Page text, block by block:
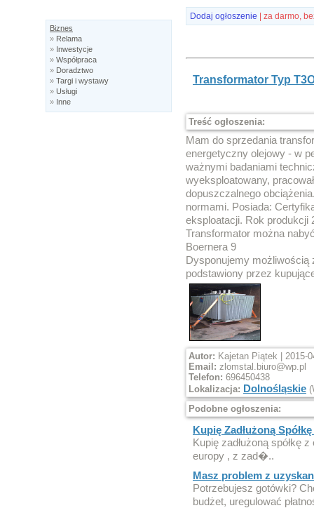
Biznes
» Relama
» Inwestycje
» Współpraca
» Doradztwo
» Targi i wystawy
» Usługi
» Inne
Dodaj ogłoszenie | za darmo,
Transformator Typ
Treść ogłoszenia:
Mam do sprzedania
energetyczny olejowy - w
ważnymi badaniami
wyeksploatowany,
dopuszczalnego
normami. Posiada:
eksploatacji. Rok produkcji
Transformator można
Boernera 9
Dysponujemy możliwością
podstawiony przez
Autor: Kajetan Piątek | 2015-
Email: zlomstal.biuro@wp.pl
Telefon: 696450438
Lokalizacja: Dolnośląskie
Podobne ogłoszenia:
Kupię Zadłużoną
Kupię zadłużoną spółkę
europy , z zad�..
Masz problem z
Potrzebujesz gotówki?
budżet, uregulować